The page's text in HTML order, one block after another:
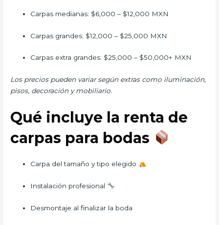
Carpas medianas: $6,000 – $12,000 MXN
Carpas grandes: $12,000 – $25,000 MXN
Carpas extra grandes: $25,000 – $50,000+ MXN
Los precios pueden variar según extras como iluminación,
pisos, decoración y mobiliario.
Qué incluye la renta de
carpas para bodas
Carpa del tamaño y tipo elegido
Instalación profesional
Desmontaje al finalizar la boda